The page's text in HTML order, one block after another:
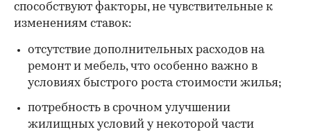
способствуют факторы, не чувствительные к
изменениям ставок:
отсутствие дополнительных расходов на
ремонт и мебель, что особенно важно в
условиях быстрого роста стоимости жилья;
потребность в срочном улучшении
жилищных условий у некоторой части